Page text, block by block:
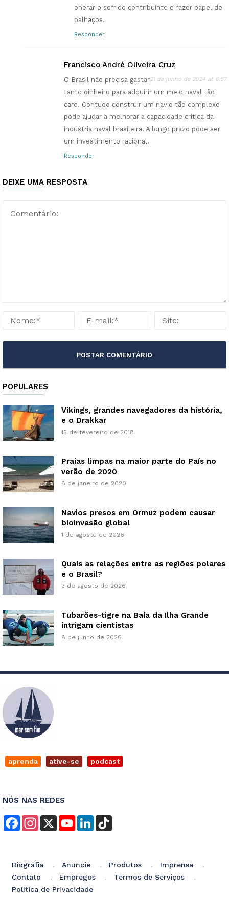
onerar o sofrido contribuinte e fazer papel de
palhaços.
Responder
Francisco André Oliveira Cruz
21 de junho de 2024 at 6:57
O Brasil não precisa gastar
tanto dinheiro para adquirir um meio naval tão
caro. Contudo construir um navio tão complexo
pode ajudar a melhorar a capacidade crítica da
indústria naval brasileira. A longo prazo pode ser
um investimento racional.
Responder
DEIXE UMA RESPOSTA
POPULARES
Vikings, grandes navegadores da história,
e o Drakkar
15 de fevereiro de 2018
Praias limpas na maior parte do País no
verão de 2020
8 de janeiro de 2020
Navios presos em Ormuz podem causar
bioinvasão global
1 de agosto de 2026
Quais as relações entre as regiões polares
e o Brasil?
3 de agosto de 2026
Tubarões-tigre na Baía da Ilha Grande
intrigam cientistas
8 de junho de 2026
aprenda ative-se podcast
NÓS NAS REDES
FacebookInstagram
X YouTubeLinkedIn
Biografia Anuncie Produtos
Imprensa
Contato
Empregos
Termos de Serviços
Política de Privacidade